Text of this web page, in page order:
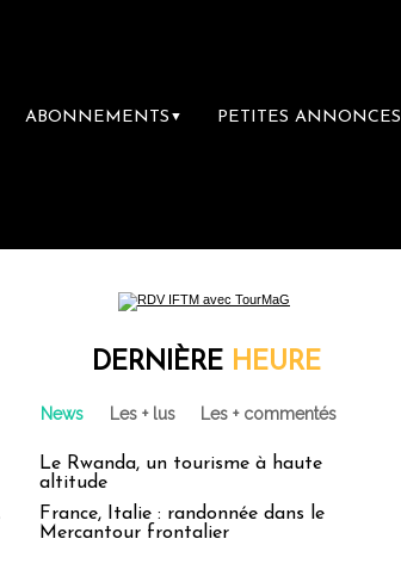
ABONNEMENTS ▼ PETITES ANNONCES
DERNIÈRE HEURE
News Les + lus Les + commentés
Le Rwanda, un tourisme à haute
altitude
France, Italie : randonnée dans le
Mercantour frontalier